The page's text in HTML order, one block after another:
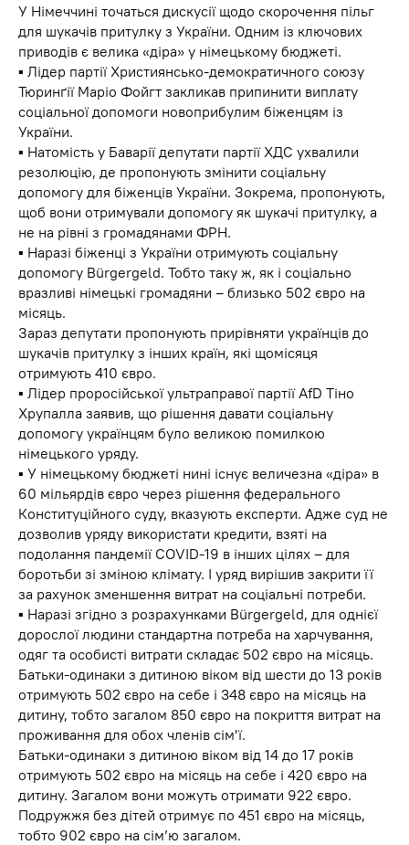
У Німеччині точаться дискусії щодо скорочення пільг
для шукачів притулку з України. Одним із ключових
приводів є велика «діра» у німецькому бюджеті.
▪️ Лідер партії Християнсько-демократичного союзу
Тюринґії Маріо Фойгт закликав припинити виплату
соціальної допомоги новоприбулим біженцям із
України.
▪️ Натомість у Баварії депутати партії ХДС ухвалили
резолюцію, де пропонують змінити соціальну
допомогу для біженців України. Зокрема, пропонують,
щоб вони отримували допомогу як шукачі притулку, а
не на рівні з громадянами ФРН.
▪️ Наразі біженці з України отримують соціальну
допомогу Bürgergeld. Тобто таку ж, як і соціально
вразливі німецькі громадяни – близько 502 євро на
місяць.
Зараз депутати пропонують прирівняти українців до
шукачів притулку з інших країн, які щомісяця
отримують 410 євро.
▪️ Лідер проросійської ультраправої партії AfD Тіно
Хрупалла заявив, що рішення давати соціальну
допомогу українцям було великою помилкою
німецького уряду.
▪️ У німецькому бюджеті нині існує величезна «діра» в
60 мільярдів євро через рішення федерального
Конституційного суду, вказують експерти. Адже суд не
дозволив уряду використати кредити, взяті на
подолання пандемії COVID-19 в інших цілях – для
боротьби зі зміною клімату. І уряд вирішив закрити її
за рахунок зменшення витрат на соціальні потреби.
▪️ Наразі згідно з розрахунками Bürgergeld, для однієї
дорослої людини стандартна потреба на харчування,
одяг та особисті витрати складає 502 євро на місяць.
Батьки-одинаки з дитиною віком від шести до 13 років
отримують 502 євро на себе і 348 євро на місяць на
дитину, тобто загалом 850 євро на покриття витрат на
проживання для обох членів сім'ї.
Батьки-одинаки з дитиною віком від 14 до 17 років
отримують 502 євро на місяць на себе і 420 євро на
дитину. Загалом вони можуть отримати 922 євро.
Подружжя без дітей отримує по 451 євро на місяць,
тобто 902 євро на сім’ю загалом.